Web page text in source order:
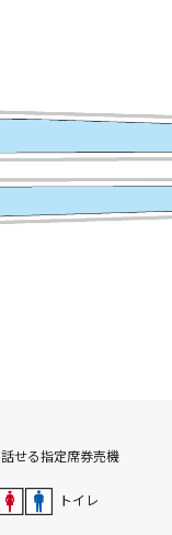
話せる指定席券売機
トイレ